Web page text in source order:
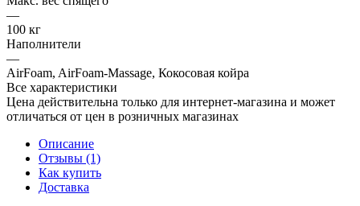
—
100 кг
Наполнители
—
AirFoam, AirFoam-Massage, Кокосовая койра
Все характеристики
Цена действительна только для интернет-магазина и может
отличаться от цен в розничных магазинах
Описание
Отзывы (1)
Как купить
Доставка